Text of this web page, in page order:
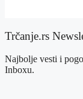
Trčanje.rs
Najbolje vesti i
Inboxu.